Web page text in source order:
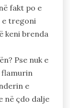
fakt po e
e tregoni
keni brenda
Pse nuk e
flamurin
e
në çdo dalje